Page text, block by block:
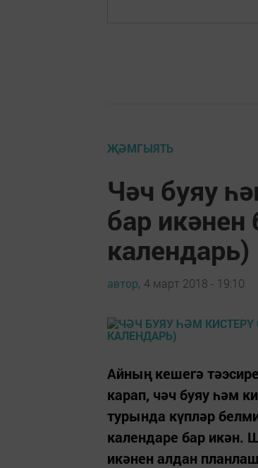
ҖӘМГЫЯТЬ
Чәч буяу
бар икәнен
календарь)
автор, 4 март 2018 - 19:10
Айның кешегә
карап, чәч буяу һәм
турында күпләр
календаре бар икән.
икәнен алдан